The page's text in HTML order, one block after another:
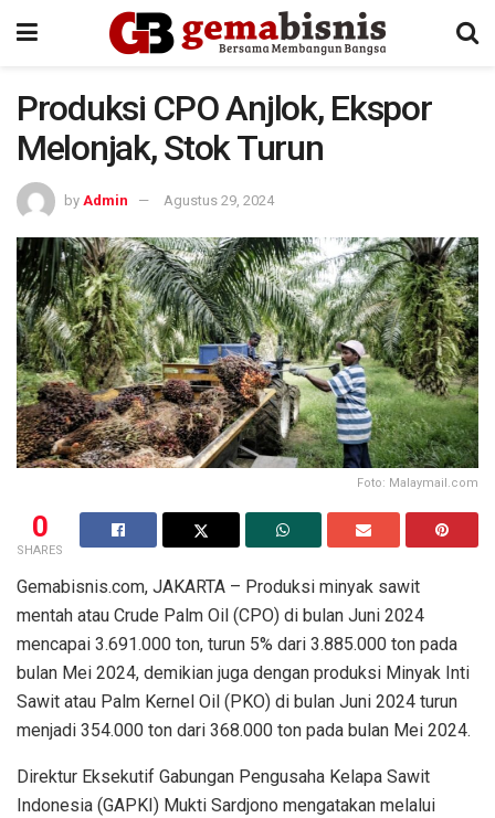
Produksi CPO Anjlok, Ekspor
Melonjak, Stok Turun
by Admin Agustus 29, 2024
Foto: Malaymail.com
0
SHARES
Gemabisnis.com, JAKARTA – Produksi minyak sawit
mentah atau Crude Palm Oil (CPO) di bulan Juni 2024
mencapai 3.691.000 ton, turun 5% dari 3.885.000 ton pada
bulan Mei 2024, demikian juga dengan produksi Minyak Inti
Sawit atau Palm Kernel Oil (PKO) di bulan Juni 2024 turun
menjadi 354.000 ton dari 368.000 ton pada bulan Mei 2024.
Direktur Eksekutif Gabungan Pengusaha Kelapa Sawit
Indonesia (GAPKI) Mukti Sardjono mengatakan melalui